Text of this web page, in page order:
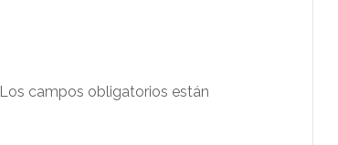
Los campos obligatorios están